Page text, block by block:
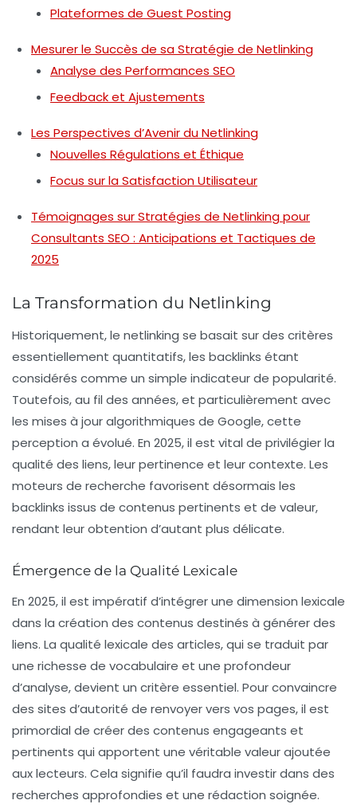
Plateformes de Guest Posting
Mesurer le Succès de sa Stratégie de Netlinking
Analyse des Performances SEO
Feedback et Ajustements
Les Perspectives d’Avenir du Netlinking
Nouvelles Régulations et Éthique
Focus sur la Satisfaction Utilisateur
Témoignages sur Stratégies de Netlinking pour
Consultants SEO : Anticipations et Tactiques de
2025
La Transformation du Netlinking
Historiquement, le netlinking se basait sur des critères
essentiellement quantitatifs, les backlinks étant
considérés comme un simple indicateur de popularité.
Toutefois, au fil des années, et particulièrement avec
les mises à jour algorithmiques de Google, cette
perception a évolué. En 2025, il est vital de privilégier la
qualité des liens, leur pertinence et leur contexte. Les
moteurs de recherche favorisent désormais les
backlinks issus de contenus pertinents et de valeur,
rendant leur obtention d’autant plus délicate.
Émergence de la Qualité Lexicale
En 2025, il est impératif d’intégrer une dimension lexicale
dans la création des contenus destinés à générer des
liens. La qualité lexicale des articles, qui se traduit par
une richesse de vocabulaire et une profondeur
d’analyse, devient un critère essentiel. Pour convaincre
des sites d’autorité de renvoyer vers vos pages, il est
primordial de créer des contenus engageants et
pertinents qui apportent une véritable valeur ajoutée
aux lecteurs. Cela signifie qu’il faudra investir dans des
recherches approfondies et une rédaction soignée.